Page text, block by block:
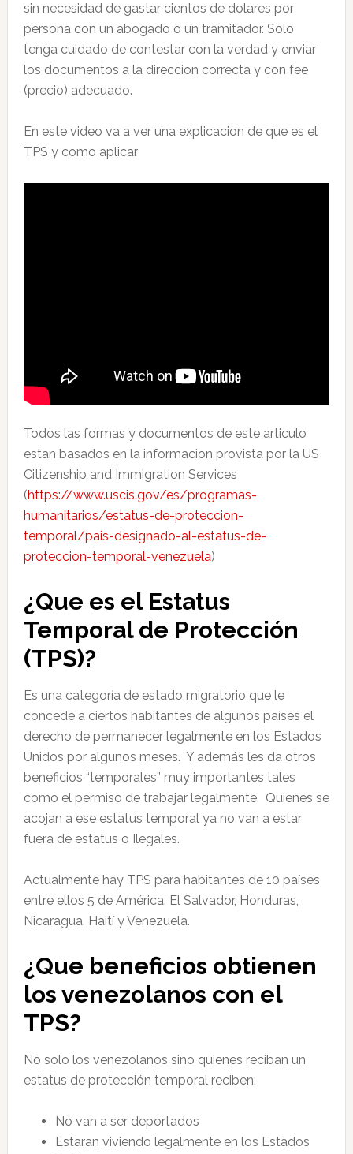
sin necesidad de gastar cientos de dolares por
persona con un abogado o un tramitador. Solo
tenga cuidado de contestar con la verdad y enviar
los documentos a la direccion correcta y con fee
(precio) adecuado.
En este video va a ver una explicacion de que es el
TPS y como aplicar
Todos las formas y documentos de este articulo
estan basados en la informacion provista por la US
Citizenship and Immigration Services
(https://www.uscis.gov/es/programas-
humanitarios/estatus-de-proteccion-
temporal/pais-designado-al-estatus-de-
proteccion-temporal-venezuela)
¿Que es el Estatus
Temporal de Protección
(TPS)?
Es una categoría de estado migratorio que le
concede a ciertos habitantes de algunos países el
derecho de permanecer legalmente en los Estados
Unidos por algunos meses. Y además les da otros
beneficios “temporales” muy importantes tales
como el permiso de trabajar legalmente. Quienes se
acojan a ese estatus temporal ya no van a estar
fuera de estatus o Ilegales.
Actualmente hay TPS para habitantes de 10 países
entre ellos 5 de América: El Salvador, Honduras,
Nicaragua, Haití y Venezuela.
¿Que beneficios obtienen
los venezolanos con el
TPS?
No solo los venezolanos sino quienes reciban un
estatus de protección temporal reciben:
No van a ser deportados
Estaran viviendo legalmente en los Estados